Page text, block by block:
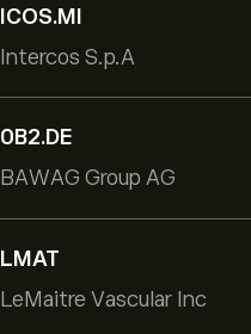
ICOS.MI
Intercos S.p.A
0B2.DE
BAWAG Group AG
LMAT
LeMaitre Vascular Inc